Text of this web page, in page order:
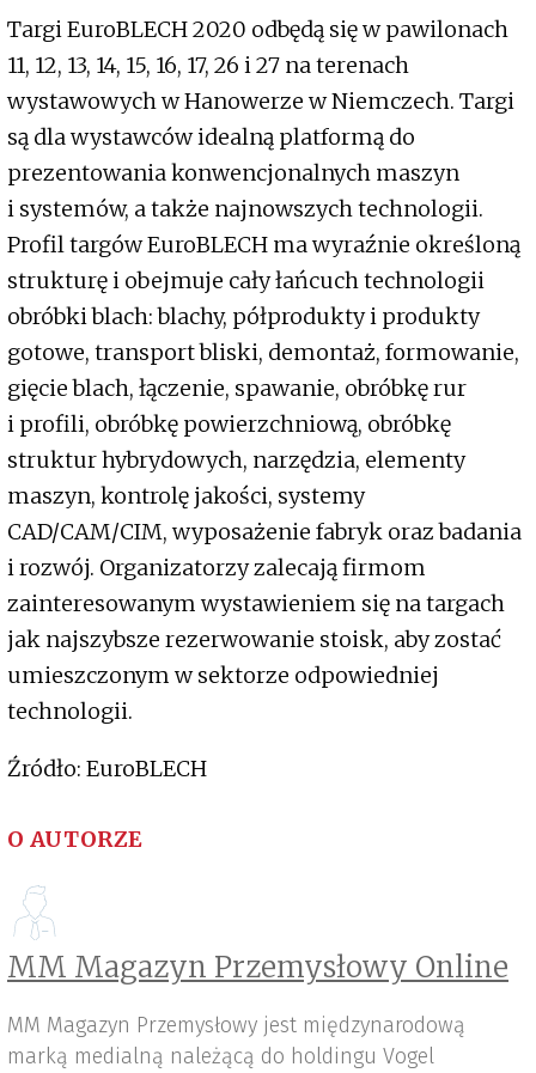
Targi EuroBLECH 2020 odbędą się w pawilonach
11, 12, 13, 14, 15, 16, 17, 26 i 27 na terenach
wystawowych w Hanowerze w Niemczech. Targi
są dla wystawców idealną platformą do
prezentowania konwencjonalnych maszyn
i systemów, a także najnowszych technologii.
Profil targów EuroBLECH ma wyraźnie określoną
strukturę i obejmuje cały łańcuch technologii
obróbki blach: blachy, półprodukty i produkty
gotowe, transport bliski, demontaż, formowanie,
gięcie blach, łączenie, spawanie, obróbkę rur
i profili, obróbkę powierzchniową, obróbkę
struktur hybrydowych, narzędzia, elementy
maszyn, kontrolę jakości, systemy
CAD/CAM/CIM, wyposażenie fabryk oraz badania
i rozwój. Organizatorzy zalecają firmom
zainteresowanym wystawieniem się na targach
jak najszybsze rezerwowanie stoisk, aby zostać
umieszczonym w sektorze odpowiedniej
technologii.
Źródło: EuroBLECH
O AUTORZE
MM Magazyn Przemysłowy Online
MM Magazyn Przemysłowy jest międzynarodową
marką medialną należącą do holdingu Vogel